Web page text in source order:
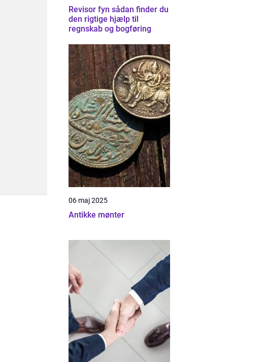
Revisor fyn sådan finder du
den rigtige hjælp til
regnskab og bogføring
06 maj 2025
Antikke mønter